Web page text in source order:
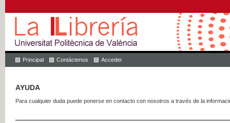
Principal Contáctenos Acceder
AYUDA
Para cualquier duda puede ponerse en contacto con nosotros a través de la